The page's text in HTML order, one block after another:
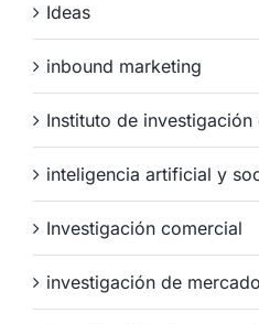
Ideas
inbound marketing
Instituto de
inteligencia artificial y
Investigación comercial
investigación de